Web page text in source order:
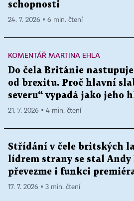
schopnosti
24. 7. 2026 ▪ 6 min. čtení
KOMENTÁŘ MARTINA EHLA
Do čela Británie
od brexitu. Proč hlavní
severu“ vypadá jako jeho
21. 7. 2026 ▪ 4 min. čtení
Střídání v čele britských
lídrem strany se stal Andy
převezme i funkci
17. 7. 2026 ▪ 3 min. čtení